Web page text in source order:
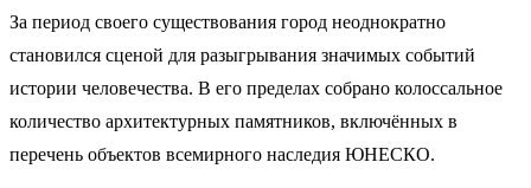
За период своего существования город неоднократно
становился сценой для разыгрывания значимых событий
истории человечества. В его пределах собрано колоссальное
количество архитектурных памятников, включённых в
перечень объектов всемирного наследия ЮНЕСКО.